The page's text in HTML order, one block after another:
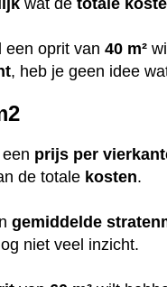
een oprit van 40 m²
, heb je geen idee
prijs per
de totale kosten.
gemiddelde
niet veel inzicht.